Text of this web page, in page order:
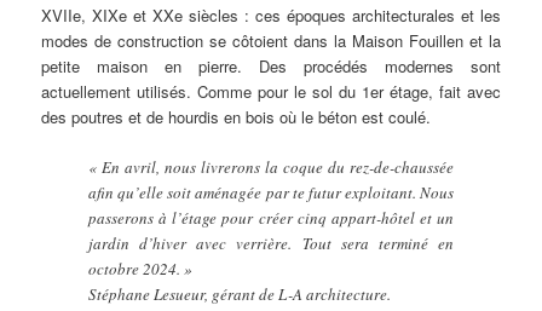
XVIIe, XIXe et XXe siècles : ces époques architecturales et les
modes de construction se côtoient dans la Maison Fouillen et la
petite maison en pierre. Des procédés modernes sont
actuellement utilisés. Comme pour le sol du 1er étage, fait avec
des poutres et de hourdis en bois où le béton est coulé.
« En avril, nous livrerons la coque du rez-de-chaussée
afin qu’elle soit aménagée par te futur exploitant. Nous
passerons à l’étage pour créer cinq appart-hôtel et un
jardin d’hiver avec verrière. Tout sera terminé en
octobre 2024. »
Stéphane Lesueur, gérant de L-A architecture.